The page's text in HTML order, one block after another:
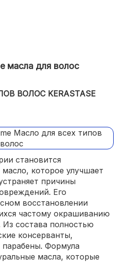
масла для волос
ВОЛОС KERASTASE
становится
которое улучшает
причины
Его
восстановлении
частому окрашиванию
Из состава полностью
консерванты,
парабены. Формула
масла, которые